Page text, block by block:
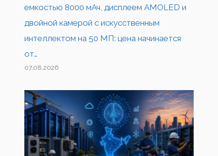
емкостью 8000 мАч, дисплеем AMOLED и
двойной камерой с искусственным
интеллектом на 50 МП: цена начинается
от…
07.08.2026